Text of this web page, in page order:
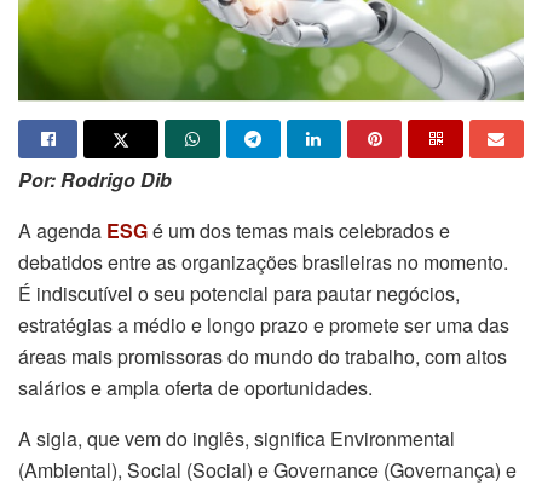
Por: Rodrigo Dib
A agenda ESGé um dos temas mais celebrados e
debatidos entre as organizações brasileiras no momento.
É indiscutível o seu potencial para pautar negócios,
estratégias a médio e longo prazo e promete ser uma das
áreas mais promissoras do mundo do trabalho, com altos
salários e ampla oferta de oportunidades.
A sigla, que vem do inglês, significa Environmental
(Ambiental), Social (Social) e Governance (Governança) e